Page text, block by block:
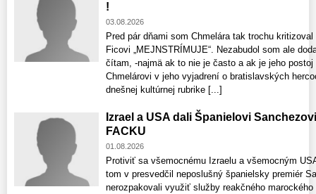
!
03.08.2026
Pred pár dňami som Chmelára tak trochu
Ficovi „MEJNSTRÍMUJE“. Nezabudol som ale
čítam, -najmä ak to nie je často a ak je jeho
Chmelárovi v jeho vyjadrení o bratislavských
dnešnej kultúrnej rubrike [...]
Izrael a USA dali Španielovi
FACKU
01.08.2026
Protiviť sa všemocnému Izraelu a všemocným
tom v presvedčil neposlušný španielsky premiér
nerozpakovali využiť služby reakčného